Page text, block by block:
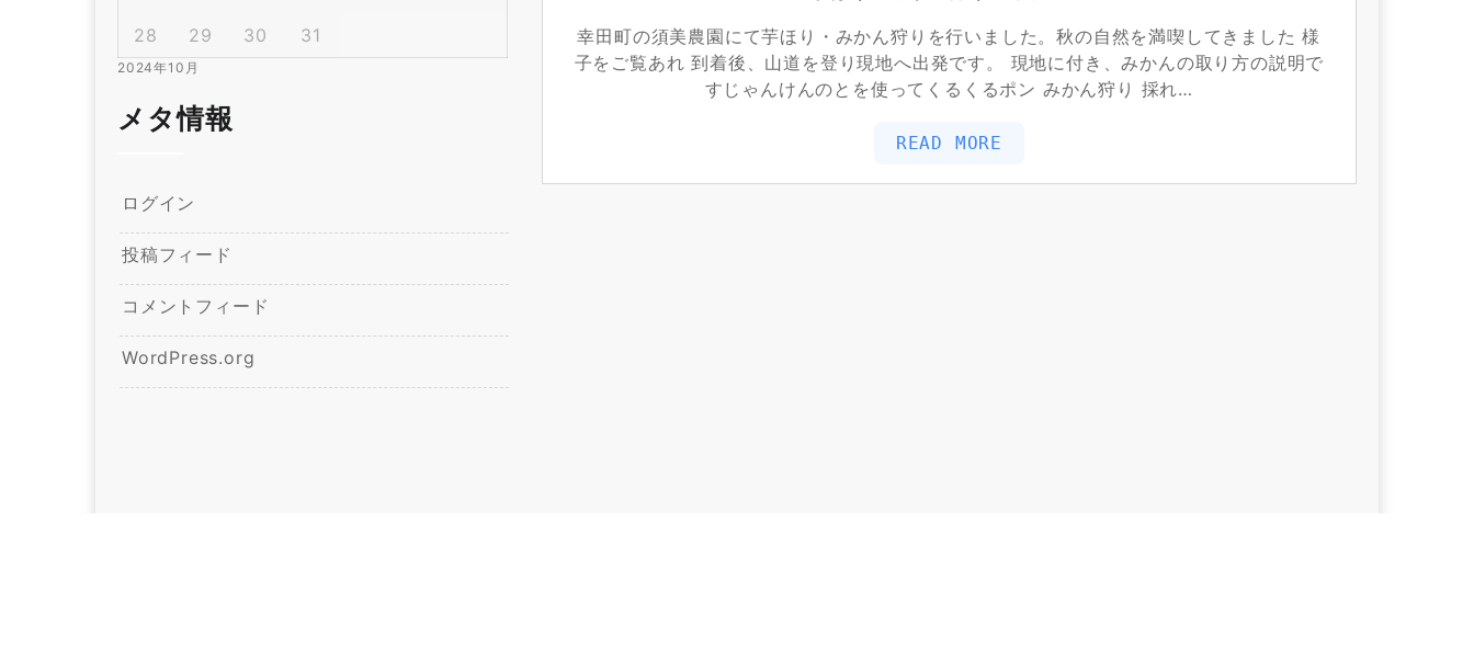
幸田町の須美農園にて芋ほり・みかん狩りを行いました。秋の自然を満喫してきました 様
子をご覧あれ 到着後、山道を登り現地へ出発です。 現地に付き、みかんの取り方の説明で
すじゃんけんのとを使ってくるくるポン みかん狩り 採れ…
READ MORE
2024年10月
28
29 30 31
メタ情報
ログイン
投稿フィード
コメントフィード
WordPress.org